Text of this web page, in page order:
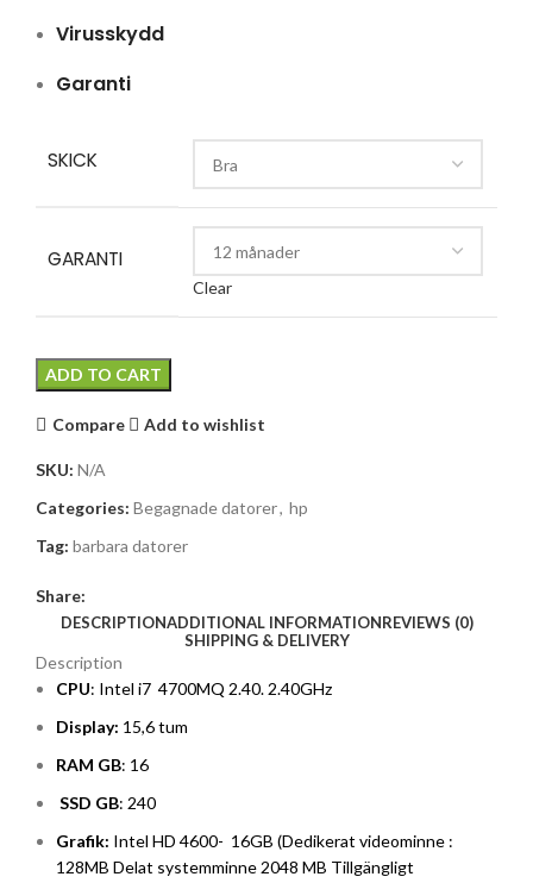
Virusskydd
Garanti
SKICK
GARANTI
Clear
ADD TO CART
Compare Add to wishlist
SKU: N/A
Categories: Begagnade datorer, hp
Tag: barbara datorer
Share:
DESCRIPTIONADDITIONAL INFORMATIONREVIEWS (0)
SHIPPING & DELIVERY
Description
CPU: Intel i7 4700MQ 2.40. 2.40GHz
Display: 15,6 tum
RAM GB: 16
SSD GB: 240
Grafik: Intel HD 4600- 16GB (Dedikerat videominne :
128MB Delat systemminne 2048 MB Tillgängligt